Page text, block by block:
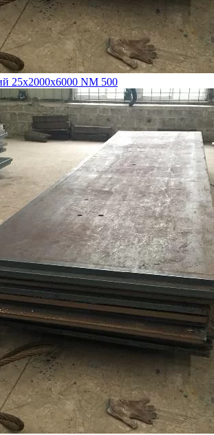
25х2000х6000 NM 500